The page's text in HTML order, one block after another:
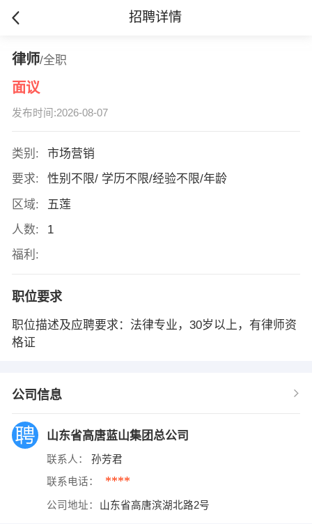
招聘详情
律师/全职
面议
发布时间:2026-08-07
类别:
市场营销
要求:
性别不限/ 学历不限/经验不限/年龄
区域:
五莲
人数:
1
福利:
职位要求
职位描述及应聘要求：法律专业，30岁以上，有律师资
格证
公司信息
山东省高唐蓝山集团总公司
联系人： 孙芳君
联系电话： ****
公司地址： 山东省高唐滨湖北路2号